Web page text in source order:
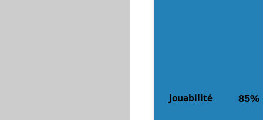
Jouabilité 85%